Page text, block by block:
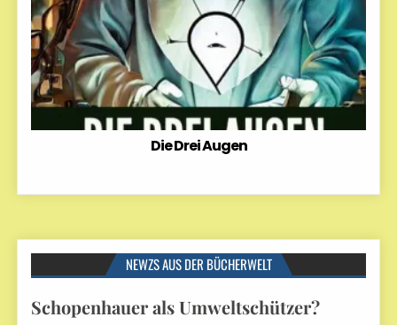
Die Drei Augen
NEWZS AUS DER BÜCHERWELT
Schopenhauer als Umweltschützer?